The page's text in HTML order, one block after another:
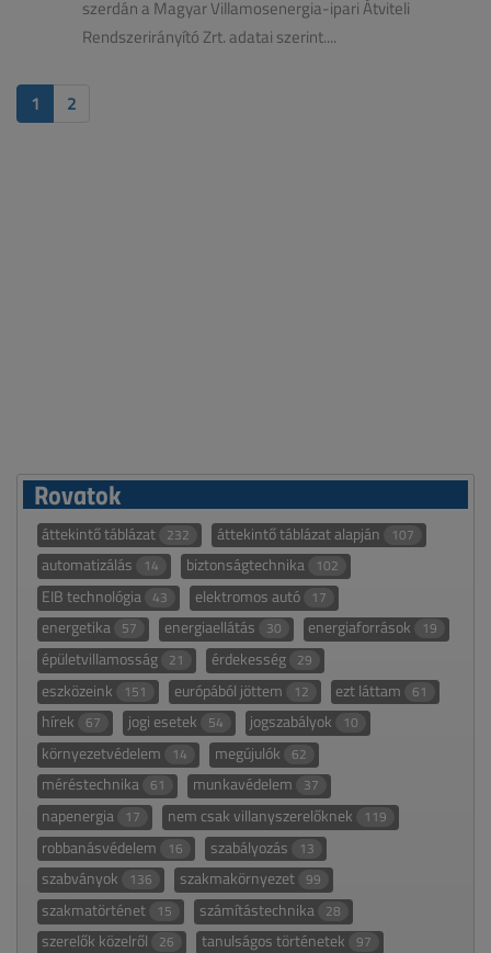
szerdán a Magyar Villamosenergia-ipari Átviteli
Rendszerirányító Zrt. adatai szerint....
1 2
Rovatok
áttekintő táblázat 232 áttekintő táblázat alapján 107
automatizálás 14 biztonságtechnika 102
EIB technológia 43 elektromos autó 17
energetika 57 energiaellátás 30 energiaforrások 19
épületvillamosság 21 érdekesség 29
eszközeink 151 európából jöttem 12 ezt láttam 61
hírek 67 jogi esetek 54 jogszabályok 10
környezetvédelem 14 megújulók 62
méréstechnika 61 munkavédelem 37
napenergia 17 nem csak villanyszerelőknek 119
robbanásvédelem 16 szabályozás 13
szabványok 136 szakmakörnyezet 99
szakmatörténet 15 számítástechnika 28
szerelők közelről 26 tanulságos történetek 97